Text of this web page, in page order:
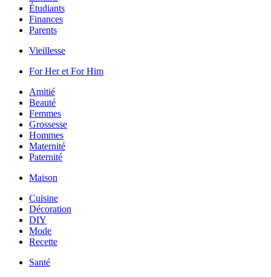
Étudiants
Finances
Parents
Vieillesse
For Her et For Him
Amitié
Beauté
Femmes
Grossesse
Hommes
Maternité
Paternité
Maison
Cuisine
Décoration
DIY
Mode
Recette
Santé